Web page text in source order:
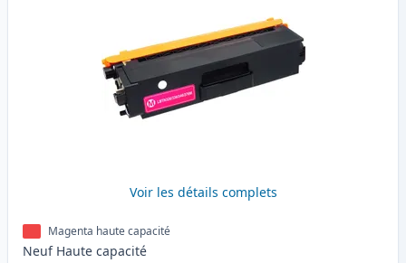
Voir les détails complets
Magenta haute capacité
Neuf Haute capacité